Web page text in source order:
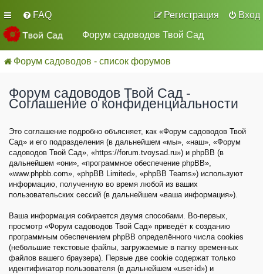
FAQ Вход
Регистрация
Форум садоводов Твой Сад
Форум садоводов - список форумов
Форум садоводов Твой Сад -
Соглашение о конфиденциальности
Это соглашение подробно объясняет, как «Форум садоводов Твой
Сад» и его подразделения (в дальнейшем «мы», «наш», «Форум
садоводов Твой Сад», «https://forum.tvoysad.ru») и phpBB (в
дальнейшем «они», «программное обеспечение phpBB»,
«www.phpbb.com», «phpBB Limited», «phpBB Teams») используют
информацию, полученную во время любой из ваших
пользовательских сессий (в дальнейшем «ваша информация»).
Ваша информация собирается двумя способами. Во-первых,
просмотр «Форум садоводов Твой Сад» приведёт к созданию
программным обеспечением phpBB определённого числа cookies
(небольшие текстовые файлы, загружаемые в папку временных
файлов вашего браузера). Первые две cookie содержат только
идентификатор пользователя (в дальнейшем «user-id») и